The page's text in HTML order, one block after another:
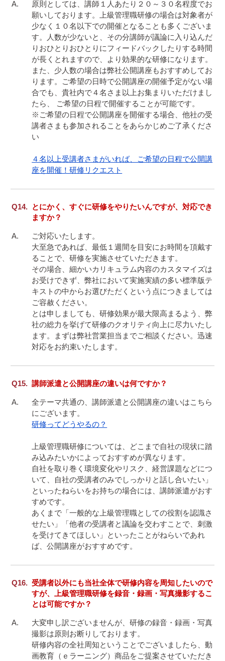
原則としては、講師１人あたり２０～３０名程度でお
願いしております。上級管理職研修の場合は対象者が
少なく１０名以下での開催となることも多くございま
す。人数が少ないと、その分講師が議論に入り込んだ
りおひとりおひとりにフィードバックしたりする時間
が長くとれますので、より効果的な研修になります。
また、少人数の場合は弊社公開講座もおすすめしてお
ります。ご希望の日時で公開講座の開催予定がない場
合でも、貴社内で４名さま以上お集まりいただけまし
たら、 ご希望の日程で開催することが可能です。
※ご希望の日程で公開講座を開催する場合、他社の受
講者さまも参加されることをあらかじめご了承くださ
い
４名以上受講者さまがいれば、ご希望の日程で公開講
座を開催！研修リクエスト
とにかく、すぐに研修をやりたいんですが、対応でき
ますか？
ご対応いたします。
大至急であれば、最低１週間を目安にお時間を頂戴す
ることで、研修を実施させていただきます。
その場合、細かいカリキュラム内容のカスタマイズは
お受けできず、弊社において実施実績の多い標準版テ
キストの中からお選びただくという点につきましては
ご容赦ください。
とは申しましても、研修効果が最大限高まるよう、弊
社の総力を挙げて研修のクオリティ向上に尽力いたし
ます。まずは弊社営業担当までご相談ください。迅速
対応をお約束いたします。
講師派遣と公開講座の違いは何ですか？
全テーマ共通の、講師派遣と公開講座の違いはこちら
研修ってどうやるの？
上級管理職研修については、どこまで自社の現状に踏
み込みたいかによっておすすめが異なります。
自社を取り巻く環境変化やリスク、経営課題などにつ
いて、自社の受講者のみでしっかりと話し合いたい」
といったねらいをお持ちの場合には、講師派遣がおす
すめです。
あくまで「一般的な上級管理職としての役割を認識さ
せたい」「他者の受講者と議論を交わすことで、刺激
を受けてきてほしい」といったことがねらいであれ
受講者以外にも当社全体で研修内容を周知したいので
すが、上級管理職研修を録音・録画・写真撮影するこ
とは可能ですか？
大変申し訳ございませんが、研修の録音・録画・写真
撮影は原則お断りしております。
研修内容の全社周知ということでございましたら、動
画教育（ｅラーニング）商品をご提案させていただき